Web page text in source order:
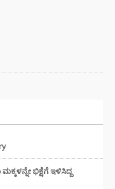
ಭಿಕ್ಷೆಗೆ ಇಳಿಸಿದ್ದ